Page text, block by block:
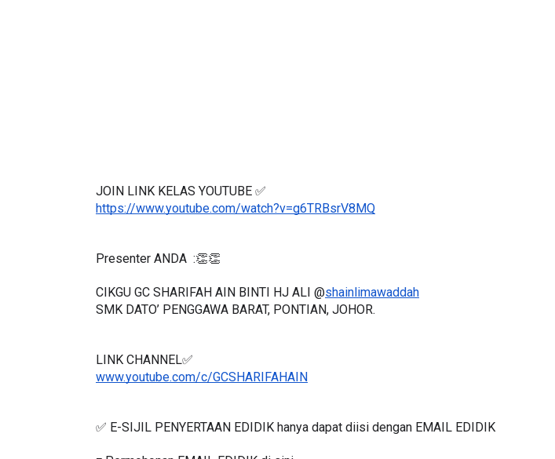
JOIN LINK KELAS YOUTUBE ✅
https://www.youtube.com/watch?v=g6TRBsrV8MQ
Presenter ANDA  :👏👏
CIKGU GC SHARIFAH AIN BINTI HJ ALI @shainlimawaddah
SMK DATO’ PENGGAWA BARAT, PONTIAN, JOHOR.
LINK CHANNEL✅
www.youtube.com/c/GCSHARIFAHAI N
✅ E-SIJIL PENYERTAAN EDIDIK hanya dapat diisi dengan EMAIL EDIDIK